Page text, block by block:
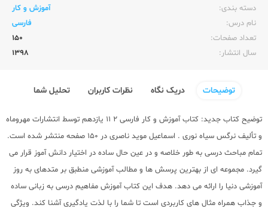
دسته بندی:
آموزش و کار
نام درس:
فارسی
تعداد صفحات:‌
150
سال انتشار:‌
1398
توضیحات دریک نگاه نظرات کاربران تحلیل شما
توضیح کتاب جدید: کتاب آموزش و کار فارسی 2 11 یازدهم توسط انتشارات مهروماه
و تألیف نرگس سیاه نوری . اسماعیل موید ناصری در 150 صفحه منتشر شده است.
تمام مباحث درسی به طور خلاصه و در عین حال ساده در اختیار دانش آموز قرار می
گیرد. مجموعه ای از بهترین پرسش ها و مطالب آموزشی منطبق بر متدهای به روز
آموزشی دنیا را ارائه می دهد. هدف این کتاب آموزش مفاهیم درسی به زبانی ساده
و جذاب همراه مثال های کاربردی است تا شما را با لذت یادگیری آشنا کند. ویژگی